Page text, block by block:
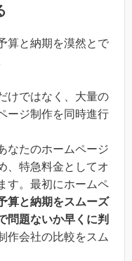
算と納期を漠然とで
けではなく、大量の
ージ制作を同時進行
なたのホームページ
、特急料金としてオ
す。最初にホームペ
算と納期をスムーズ
問題ないか早くに判
作会社の比較をスム